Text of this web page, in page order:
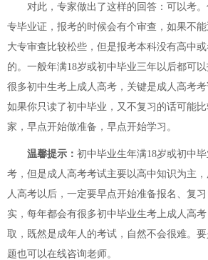
对此，专家做出了这样的回答：可以考
专毕业证，报考的时候会有个审查，如果不
大专审查比较松些，但是报考本科没有高中
的。一般年满18岁或初中毕业三年以后都可
很多初中生考上成人高考，关键是成人高考考
如果你只读了初中毕业，又不复习的话可能
家，早点开始做准备，早点开始学习。
温馨提示： 初中毕业生年满18岁或初中
考，但是成人高考考试主要以高中知识为主
人高考以后，一定要早点开始准备报名、复
实，每年都会有很多初中毕业生考上成人高
取，既然是成年人的考试，自然不会很难。
题也可以在线咨询老师。